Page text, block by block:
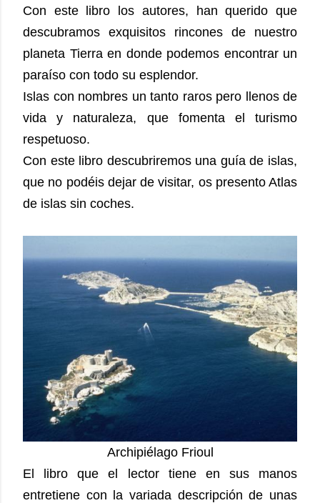
Con este libro los autores, han querido que
descubramos exquisitos rincones de nuestro
planeta Tierra en donde podemos encontrar un
paraíso con todo su esplendor.
Islas con nombres un tanto raros pero llenos de
vida y naturaleza, que fomenta el turismo
respetuoso.
Con este libro descubriremos una guía de islas,
que no podéis dejar de visitar, os presento Atlas
de islas sin coches.
Archipiélago Frioul
El libro que el lector tiene en sus manos
entretiene con la variada descripción de unas